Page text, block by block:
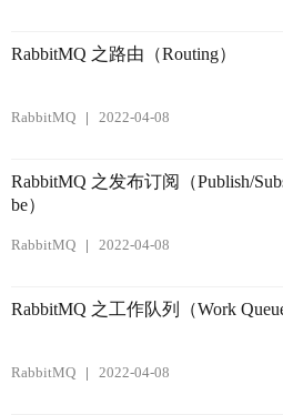
RabbitMQ 之路由（Routing）
RabbitMQ 2022-04-08
RabbitMQ 之发布订阅（Publish/
be）
RabbitMQ 2022-04-08
RabbitMQ 之工作队列（Work
RabbitMQ 2022-04-08